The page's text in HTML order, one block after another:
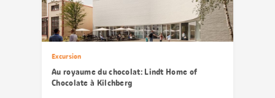
Excursion
Au royaume du chocolat: Lindt Home of
Chocolate à Kilchberg